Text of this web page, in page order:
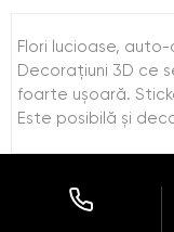
Flori lucioase,
Decoraţiuni 3D ce
foarte uşoară.
Este posibilă şi